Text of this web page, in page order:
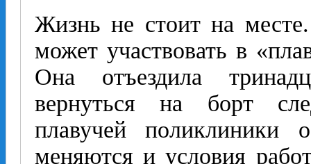
Жизнь не стоит на
может участвовать в
Она отъездила
вернуться на борт
плавучей поликлиники
меняются и условия